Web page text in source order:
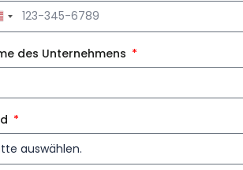
des Unternehmens